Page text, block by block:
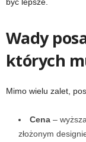
Wady
których
Mimo wielu zalet,
Cena –
złożonym